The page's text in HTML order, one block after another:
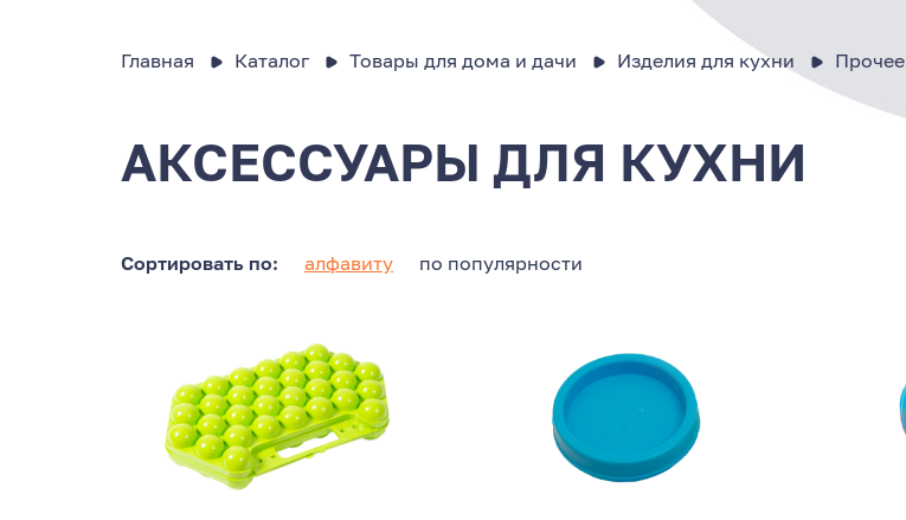
Главная Каталог Товары для дома и дачи Изделия для кухни Прочее
АКСЕССУАРЫ ДЛЯ КУХНИ
Сортировать по: алфавиту по популярности